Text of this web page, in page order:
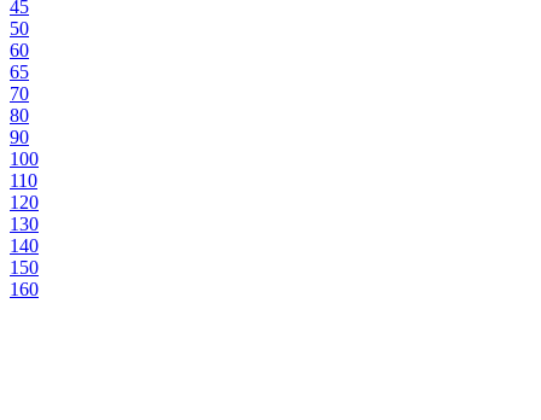
45
50
60
65
70
80
90
100
110
120
130
140
150
160